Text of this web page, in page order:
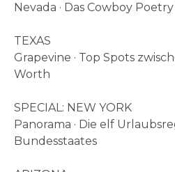
Nevada · Das Cowboy
TEXAS
Grapevine · Top Spots
Worth
SPECIAL: NEW YORK
Panorama · Die elf
Bundesstaates